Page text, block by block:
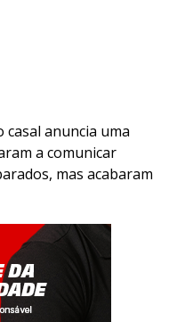
casal anuncia uma
a comunicar
mas acabaram